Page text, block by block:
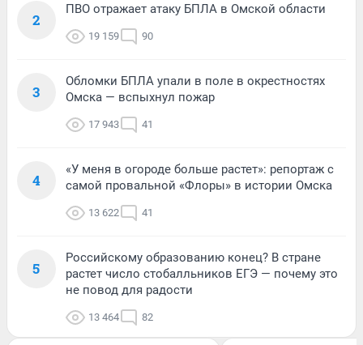
2
ПВО отражает атаку БПЛА в Омской области
19 159 90
3
Обломки БПЛА упали в поле в окрестностях
Омска — вспыхнул пожар
17 943 41
4
«У меня в огороде больше растет»: репортаж с
самой провальной «Флоры» в истории Омска
13 622 41
5
Российскому образованию конец? В стране
растет число стобалльников ЕГЭ — почему это
не повод для радости
13 464 82